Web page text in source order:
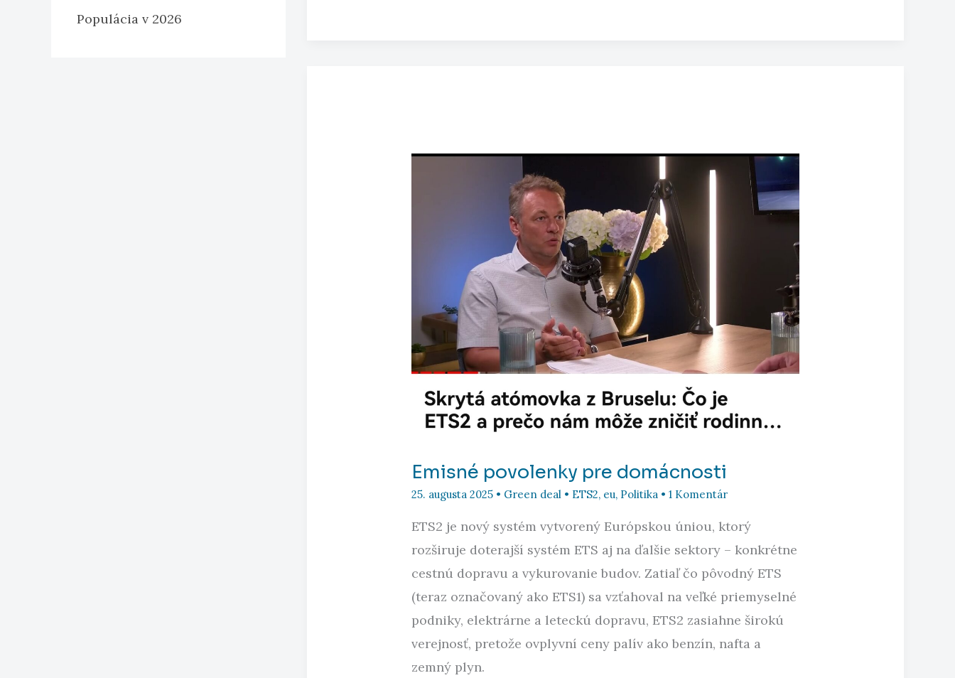
Populácia v 2026
Emisné povolenky pre domácnosti
25. augusta 2025 • Green deal • ETS2, eu, Politika •1 Komentár
ETS2 je nový systém vytvorený Európskou úniou, ktorý
rozširuje doterajší systém ETS aj na ďalšie sektory – konkrétne
cestnú dopravu a vykurovanie budov. Zatiaľ čo pôvodný ETS
(teraz označovaný ako ETS1) sa vzťahoval na veľké priemyselné
podniky, elektrárne a leteckú dopravu, ETS2 zasiahne širokú
verejnosť, pretože ovplyvní ceny palív ako benzín, nafta a
zemný plyn.